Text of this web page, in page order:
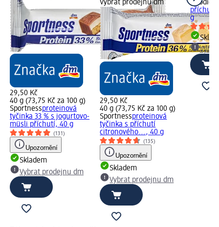
29,50 Kč
40 g (73,75 Kč za 100 g)
Sportnessproteinová
tyčinka 33 % s jogurtovo-
müsli příchutí, 40 g
(131)
Upozornění
Skladem
Vybrat prodejnu dm
Vybrat prodejnu dm
29,50 Kč
40 g (73,75 Kč za 100 g)
Sportnessproteinová
tyčinka s příchutí
citronového..., 40 g
(135)
Upozornění
Skladem
Vybrat prodejnu dm
Goodies
příchutí
g